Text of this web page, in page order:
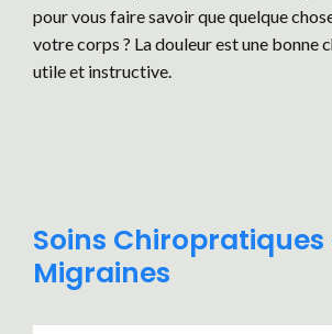
pour vous faire savoir que quelque
votre corps ? La douleur est une bonne
utile et instructive.
Soins Chiropratiques
Migraines